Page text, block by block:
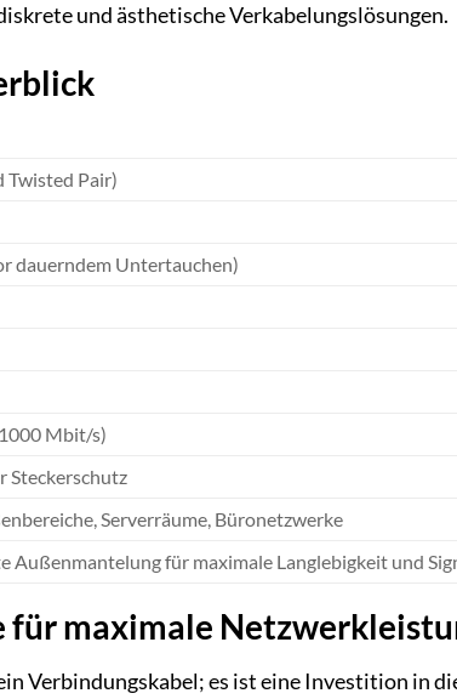
und ästhetische Verkabelungslösungen.
Twisted Pair)
dauerndem Untertauchen)
Mbit/s)
Steckerschutz
Serverräume, Büronetzwerke
Außenmantelung für maximale Langlebigkeit und
maximale
Verbindungskabel; es ist eine Investition in